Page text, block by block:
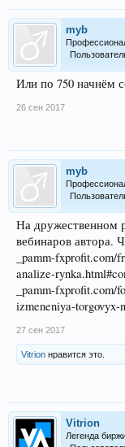
myb
Или по 750 начнём
26 сен 2017
myb
На дружественном
вебинаров автора.
_pamm-fxprofit.com/
analize-
_pamm-fxprofit.com/
izmeneniya-
27 сен 2017
Vitrion нравится это.
Vitrion
Легенда